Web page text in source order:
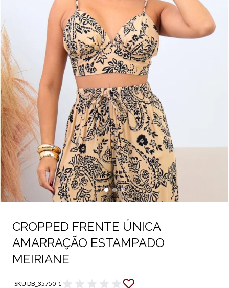
CROPPED FRENTE ÚNICA
AMARRAÇÃO ESTAMPADO
MEIRIANE
SKU DB_35750-1